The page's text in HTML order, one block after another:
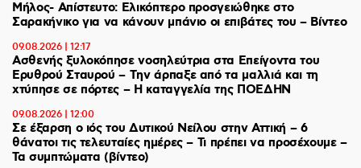
Μήλος- Απίστευτο: Ελικόπτερο προσγειώθηκε στο
Σαρακήνικο για να κάνουν μπάνιο οι επιβάτες του – Βίντεο
09.08.2026 | 12:17
Ασθενής ξυλοκόπησε νοσηλεύτρια στα Επείγοντα του
Ερυθρού Σταυρού – Tην άρπαξε από τα μαλλιά και τη
χτύπησε σε πόρτες – Η καταγγελία της ΠΟΕΔΗΝ
09.08.2026 | 12:00
Σε έξαρση ο ιός του Δυτικού Νείλου στην Αττική – 6
θάνατοι τις τελευταίες ημέρες – Τι πρέπει να προσέχουμε –
Τα συμπτώματα (βίντεο)